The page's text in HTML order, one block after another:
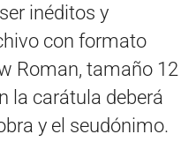
inéditos y
con formato
Roman, tamaño 12
la carátula deberá
y el seudónimo.